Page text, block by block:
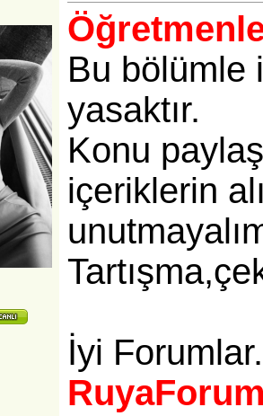
Bu bölümle
yasaktır.
Konu
içeriklerin
İyi Forumlar.